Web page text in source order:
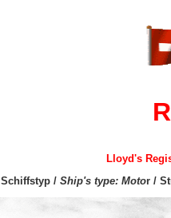
Lloyd's
Schiffstyp / Ship's type: Motor /